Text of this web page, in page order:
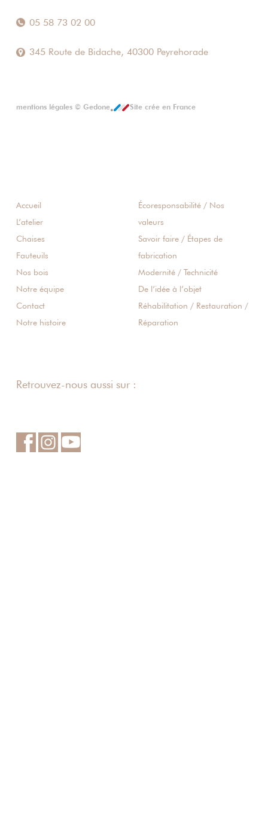
05 58 73 02 00
345 Route de Bidache, 40300 Peyrehorade
mentions légales© Gedone Site crée en France
Accueil
L’atelier
Chaises
Fauteuils
Nos bois
Notre équipe
Contact
Notre histoire
Écoresponsabilité / Nos
valeurs
Savoir faire / Étapes de
fabrication
Modernité / Technicité
De l’idée à l’objet
Réhabilitation / Restauration /
Réparation
Retrouvez-nous aussi sur :